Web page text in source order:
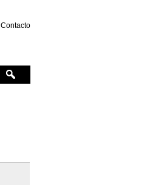
Contacto